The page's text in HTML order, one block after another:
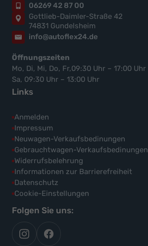
06269 42 87 00
Gottlieb-Daimler-Straße 42
74831 Gundelsheim
info@autoflex24.de
Öffnungszeiten
Mo, Di, Mi, Do, Fr,09:30 Uhr – 17:00 Uhr
Sa, 09:30 Uhr – 13:00 Uhr
Links
Anmelden
Impressum
Neuwagen-Verkaufsbedinungen
Gebrauchtwagen-Verkaufsbedinungen
Widerrufsbelehrung
Informationen zur Barrierefreiheit
Datenschutz
Cookie-Einstellungen
Folgen Sie uns:
autoflexautoflex24